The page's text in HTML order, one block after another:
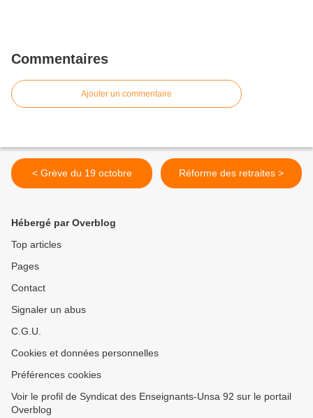
Commentaires
Ajouter un commentaire
< Grève du 19 octobre Réforme des retraites >
Hébergé par Overblog
Top articles
Pages
Contact
Signaler un abus
C.G.U.
Cookies et données personnelles
Préférences cookies
Voir le profil de Syndicat des Enseignants-Unsa 92 sur le portail
Overblog